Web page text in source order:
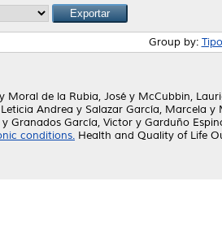
Group by:
y Moral de la Rubia, José y McCubbin,
Andrea y Salazar García, Marcela y
y Granados García, Victor y Garduño
conditions. Health and Quality of Life